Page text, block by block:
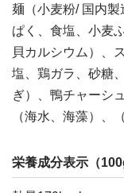
麺（小麦粉/ 国内
ぱく、食塩、小麦
貝カルシウム）、
塩、鶏ガラ、砂糖
ぎ）、鴨チャーシ
（海水、海藻）、
栄養成分表示（